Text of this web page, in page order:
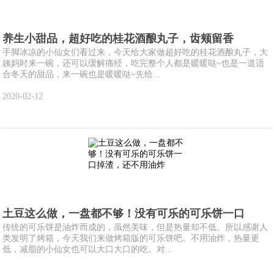
养生小甜品，超好吃的桂花酒酿丸子，齿颊留香
手脚冰凉的小仙女们看过来，今天给大家做超好吃的桂花酒酿丸子，大
姨妈时来一碗，还可以缓解痛经，吃完整个人都是暖暖哒~也是一道适
合冬天的甜品，来一碗也是暖暖哒~先给...
2020-02-12
土豆这么做，一盘都不够！没有可乐的可乐饼一口
传统的可乐饼是油炸而成的，虽然美味，但是热量却不低。所以感谢人
类发明了烤箱，今天我们来做烤箱版的可乐饼吧。不用油炸，热量更
低，减脂的小仙女也可以大口大口的吃。对...